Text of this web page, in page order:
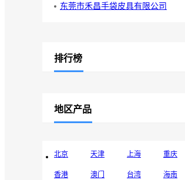
东莞市禾昌手袋皮具有限公司
排行榜
地区产品
北京 天津 上海 重庆
香港 澳门 台湾
海南